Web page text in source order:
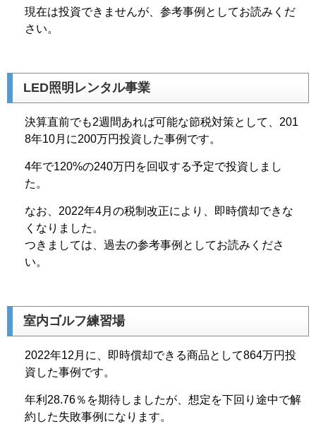
現在は投資できませんが、参考事例としてお読みくだ
さい。
LED照明レンタル事業
決算直前でも2週間あれば可能な節税対策として、201
8年10月に200万円投資した事例です。
4年で120%の240万円を回収する予定で投資しまし
た。
なお、2022年4月の税制改正により、即時償却できな
くなりました。
つきましては、過去の参考事例としてお読みくださ
い。
室内ゴルフ練習場
2022年12月に、即時償却できる商品として864万円投
資した事例です。
年利28.76％を期待しましたが、想定を下回り途中で解
約した失敗事例になります。